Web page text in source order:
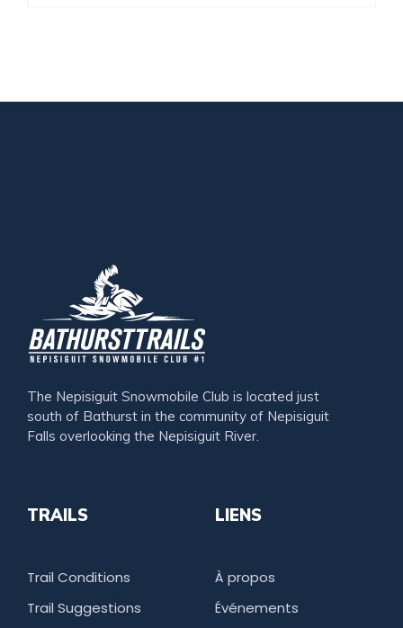
The Nepisiguit Snowmobile Club is located just
south of Bathurst in the community of Nepisiguit
Falls overlooking the Nepisiguit River.
TRAILS
Trail Conditions
Trail Suggestions
LIENS
À propos
Événements